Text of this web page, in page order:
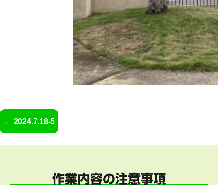
2024.7.18-5
作業内容の注意事項